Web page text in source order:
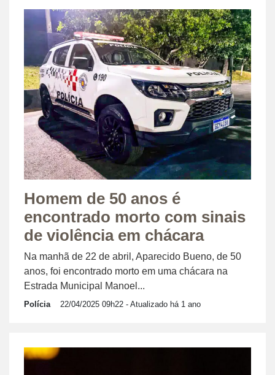
Homem de 50 anos é
encontrado morto com sinais
de violência em chácara
Na manhã de 22 de abril, Aparecido Bueno, de 50
anos, foi encontrado morto em uma chácara na
Estrada Municipal Manoel...
Polícia 22/04/2025 09h22 - Atualizado há 1 ano